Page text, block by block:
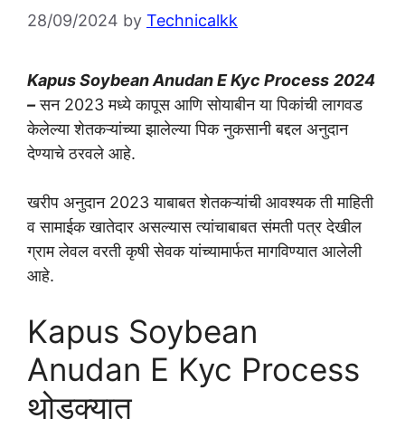
28/09/2024 by Technicalkk
Kapus Soybean Anudan E Kyc Process 2024
–सन 2023 मध्ये कापूस आणि सोयाबीन या पिकांची लागवड
केलेल्या शेतकऱ्यांच्या झालेल्या पिक नुकसानी बद्दल अनुदान
देण्याचे ठरवले आहे.
खरीप अनुदान 2023 याबाबत शेतकऱ्यांची आवश्यक ती माहिती
व सामाईक खातेदार असल्यास त्यांचाबाबत संमती पत्र देखील
ग्राम लेवल वरती कृषी सेवक यांच्यामार्फत मागविण्यात आलेली
आहे.
Kapus Soybean
Anudan E Kyc Process
थोडक्यात